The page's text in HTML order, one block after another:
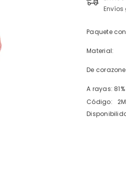
Paquete
Material:
De
A rayas:
Código: